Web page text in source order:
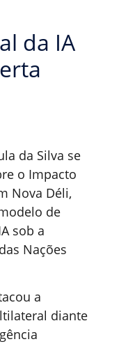
da IA
da Silva se
o Impacto
Nova Déli,
de
sob a
Nações
a
diante